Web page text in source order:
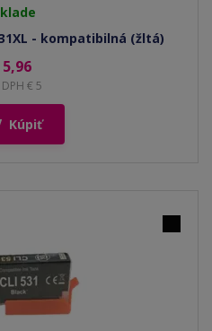
- kompatibilná (žltá)
€ 5
Kúpiť